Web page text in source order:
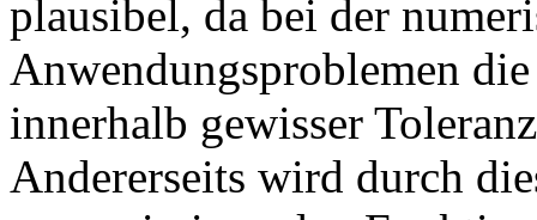
plausibel, da bei der
Anwendungsproblemen
innerhalb gewisser
Andererseits wird durch